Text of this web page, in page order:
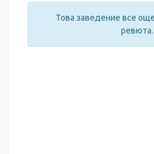
Това заведение все
ревюта.